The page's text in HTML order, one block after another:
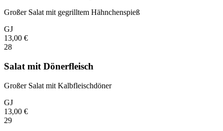
Großer Salat mit gegrilltem Hähnchenspieß
GJ
13,00 €
28
Salat mit Dönerfleisch
Großer Salat mit Kalbfleischdöner
GJ
13,00 €
29